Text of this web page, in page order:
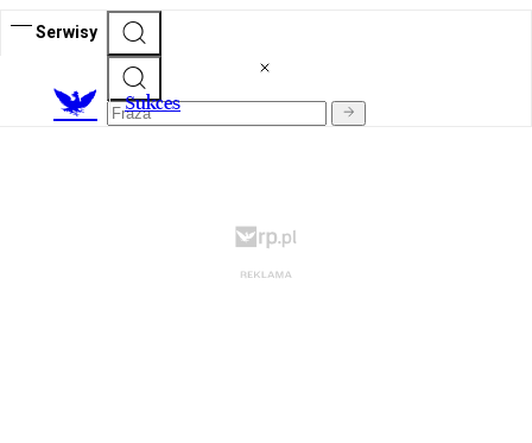
Serwisy
Sukces